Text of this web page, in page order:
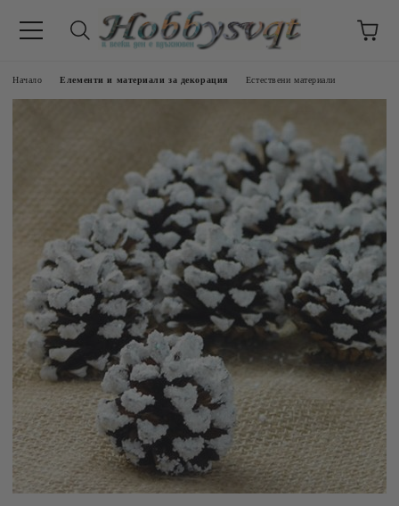
Начало Елементи и материали за декорация Естествени материали